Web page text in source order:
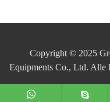
Copyright © 2025
Equipments Co., Ltd. Alle